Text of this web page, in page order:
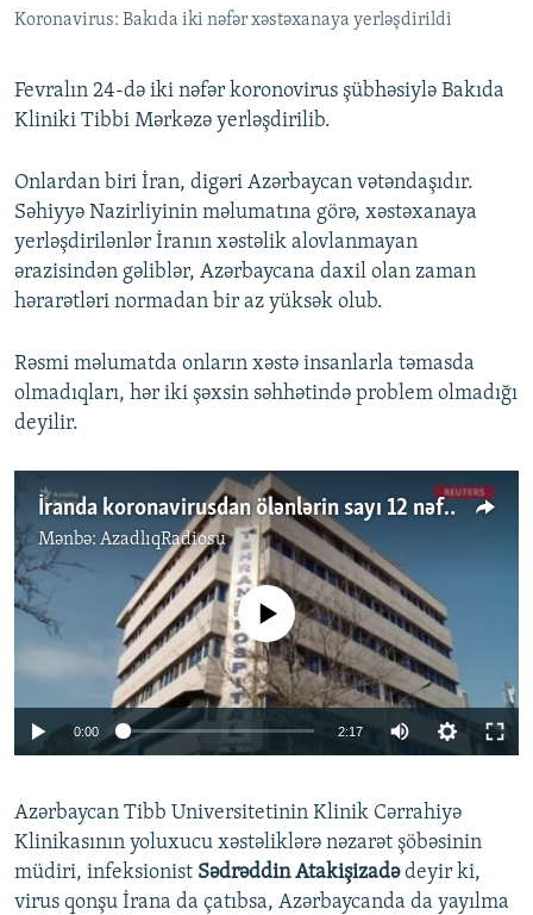
BIZIMLƏ ƏLAQƏ
270p
270p
404p
Koronavirus: Bakıda iki nəfər xəstəxanaya yerləşdirildi
Fevralın 24-də iki nəfər koronovirus şübhəsiylə Bakıda
Kliniki Tibbi Mərkəzə yerləşdirilib.
Onlardan biri İran, digəri Azərbaycan vətəndaşıdır.
Səhiyyə Nazirliyinin məlumatına görə, xəstəxanaya
yerləşdirilənlər İranın xəstəlik alovlanmayan
ərazisindən gəliblər, Azərbaycana daxil olan zaman
hərarətləri normadan bir az yüksək olub.
Rəsmi məlumatda onların xəstə insanlarla təmasda
olmadıqları, hər iki şəxsin səhhətində problem olmadığı
deyilir.
İranda koronavirusdan ölənlərin sayı 12 nəfərə çatdı
Mənbə: AzadlıqRadiosu
Auto 270p 360p 404p
810p
No media source currently available
0:00 2:17
360p
404p
810p
Azərbaycan Tibb Universitetinin Klinik Cərrahiyə
Klinikasının yoluxucu xəstəliklərə nəzarət şöbəsinin
müdiri, infeksionist Sədrəddin Atakişizadədeyir ki,
virus qonşu İrana da çatıbsa, Azərbaycanda da yayılma